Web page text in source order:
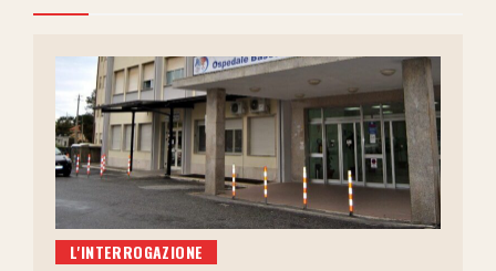
L'INTERROGAZIONE